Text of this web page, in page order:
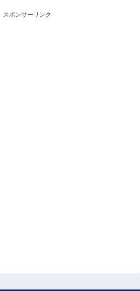
り関
かり
喚起・申込停止)など、空売り関
連情報を集計し、図解でわかり
スポンサーリンク